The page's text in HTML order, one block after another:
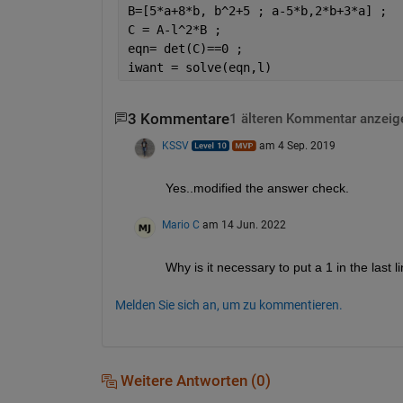
B=[5*a+8*b, b^2+5 ; a-5*b,2*b+3*a] ;
C = A-l^2*B ;
eqn= det(C)==0 ;
iwant = solve(eqn,l)
3 Kommentare1 älteren Kommentar
KSSV am 4 Sep. 2019
Yes..modified the answer check.
Mario C am 14 Jun. 2022
Why is it necessary to put a 1 in the last
Melden Sie sich an, um zu kommentieren.
Weitere Antworten (0)